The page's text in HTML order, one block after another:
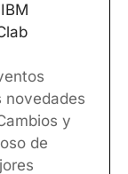
IBM
novedades
y
de